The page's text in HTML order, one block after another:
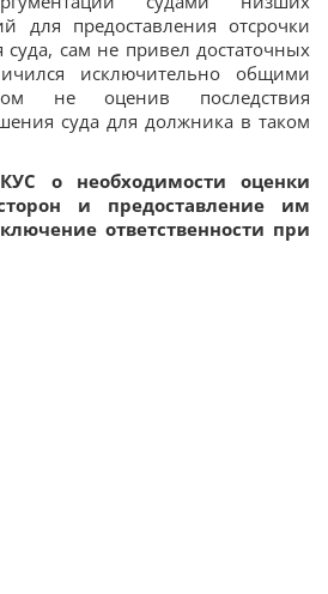
для предоставления отсрочки
сам не привел достаточных
исключительно общими
не оценив последствия
суда для должника в таком
о необходимости оценки
и предоставление им
ответственности при